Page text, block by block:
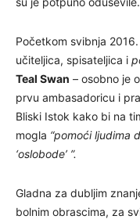
Početkom svibnja
učiteljica, spisateljica i
Teal Swan – osobno je
prvu ambasadoricu i
Bliski Istok kako bi na
mogla “pomoći ljudima
‘oslobode’ ”.
Gladna za dubljim
bolnim obrascima, za